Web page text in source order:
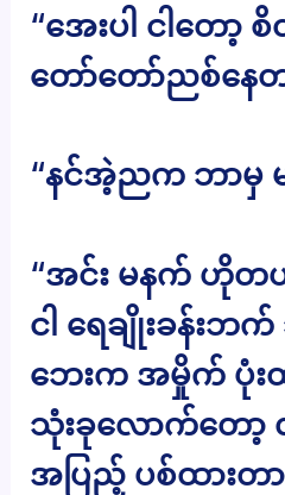
“အေးပါ ငါတော့
တော်တော်ညစ်နေ
“နင်အဲ့ညက ဘာမှ
“အင်း မနက် ဟို
ငါ ရေချိုးခန်းဘ
ဘေးက အမှိုက် ပုံး
သုံးခုလောက်တေ
အပြည့် ပစ်ထား